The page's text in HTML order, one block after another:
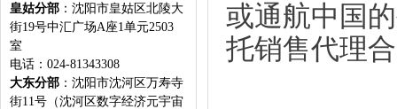
皇姑分部 ：沈阳市皇姑区北陵大
街19号中汇广场A座1单元2503
室
电话：024-81343308
大东分部 ：沈阳市沈河区万寿寺
街11号（沈河区数字经济元宇宙
或通航中国
托销售代理